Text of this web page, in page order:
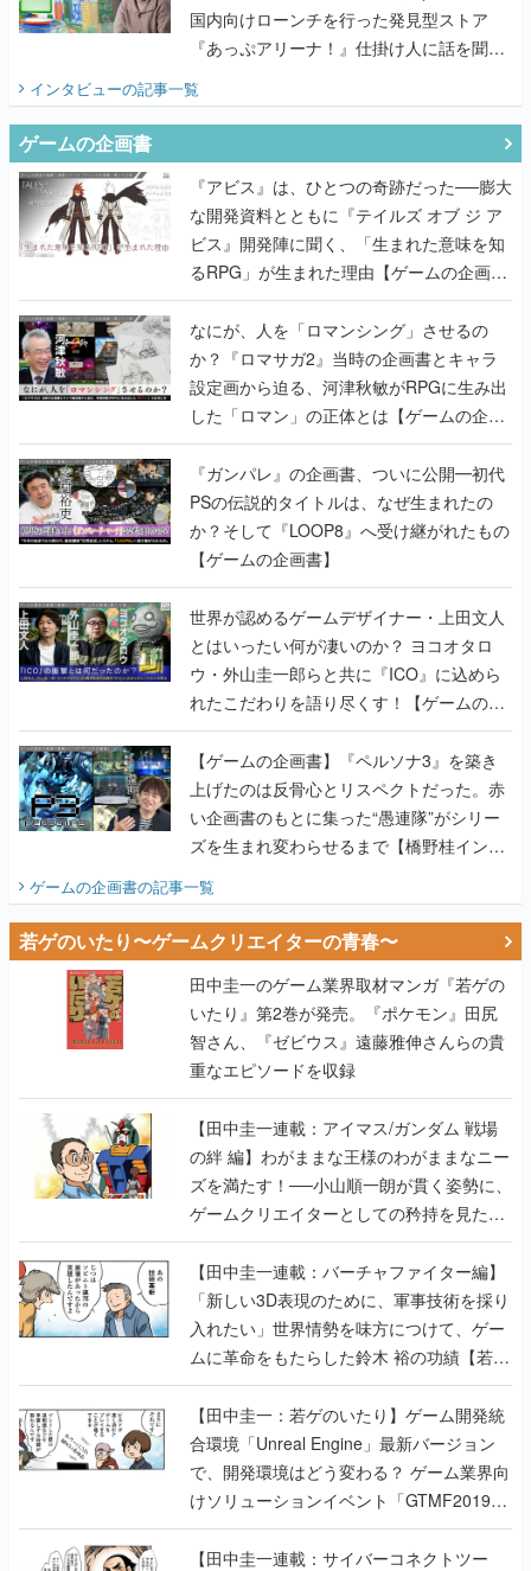
国内向けローンチを行った発見型ストア
『あっぷアリーナ！』仕掛け人に話を聞い
インタビューの記事一覧
ゲームの企画書
『アビス』は、ひとつの奇跡だった──膨大
な開発資料とともに『テイルズ オブ ジ ア
ビス』開発陣に聞く、「生まれた意味を知
るRPG」が生まれた理由【ゲームの企画
書】
なにが、人を「ロマンシング」させるの
か？『ロマサガ2』当時の企画書とキャラ
設定画から迫る、河津秋敏がRPGに生み出
した「ロマン」の正体とは【ゲームの企画
書】
『ガンパレ』の企画書、ついに公開━初代
PSの伝説的タイトルは、なぜ生まれたの
か？そして『LOOP8』へ受け継がれたもの
【ゲームの企画書】
世界が認めるゲームデザイナー・上田文人
とはいったい何が凄いのか？ ヨコオタロ
ウ・外山圭一郎らと共に『ICO』に込めら
れたこだわりを語り尽くす！【ゲームの企
画書】
【ゲームの企画書】『ペルソナ3』を築き
上げたのは反骨心とリスペクトだった。赤
い企画書のもとに集った“愚連隊”がシリー
ズを生まれ変わらせるまで【橋野桂インタ
ゲームの企画書の記事一覧
若ゲのいたり〜ゲームクリエイターの青春〜
田中圭一のゲーム業界取材マンガ『若ゲの
いたり』第2巻が発売。『ポケモン』田尻
智さん、『ゼビウス』遠藤雅伸さんらの貴
重なエピソードを収録
【田中圭一連載：アイマス/ガンダム 戦場
の絆 編】わがままな王様のわがままなニー
ズを満たす！──小山順一朗が貫く姿勢に、
ゲームクリエイターとしての矜持を見た
【若ゲのいたり最終回】
【田中圭一連載：バーチャファイター編】
「新しい3D表現のために、軍事技術を採り
入れたい」世界情勢を味方につけて、ゲー
ムに革命をもたらした鈴木 裕の功績【若ゲ
のいたり】
【田中圭一：若ゲのいたり】ゲーム開発統
合環境「Unreal Engine」最新バージョン
で、開発環境はどう変わる？ ゲーム業界向
けソリューションイベント「GTMF2019」
に行って、より理解を深めよう【PR】
【田中圭一連載：サイバーコネクトツー